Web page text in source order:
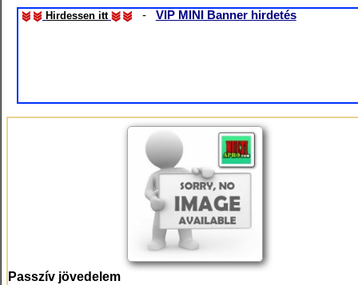
Hirdessen itt - VIP MINI Banner hirdetés
Passzív jövedelem